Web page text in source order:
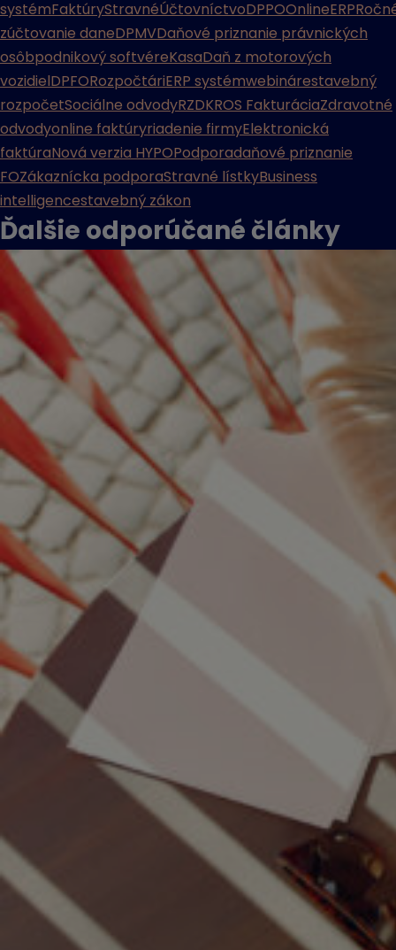
systémFaktúryStravnéÚčtovníctvoDPPOOnlineERP
zúčtovanie daneDPMVDaňové priznanie právnických
osôbpodnikový softvéreKasaDaň z motorových
vozidielDPFORozpočtáriERP systémwebinárestavebný
rozpočetSociálne odvodyRZDKROS FakturáciaZdravotné
odvodyonline faktúryriadenie firmyElektronická
faktúraNová verzia HYPOPodporadaňové priznanie
FOZákaznícka podporaStravné lístkyBusiness
intelligencestavebný zákon
Ďalšie odporúčané články